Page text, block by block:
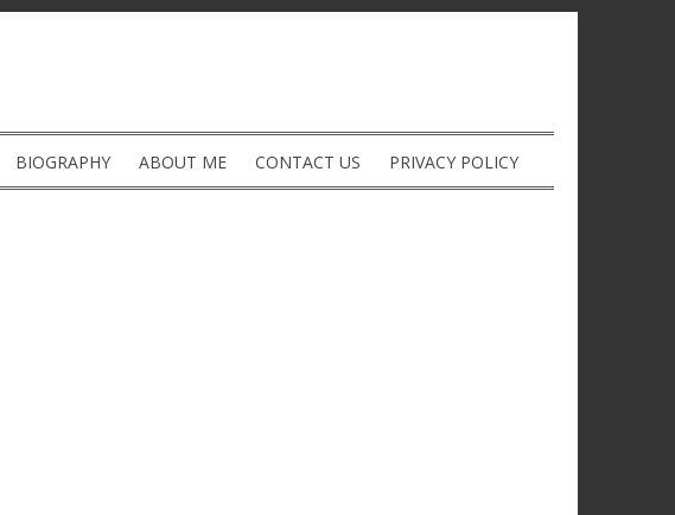
BIOGRAPHY ABOUT ME CONTACT US PRIVACY POLICY